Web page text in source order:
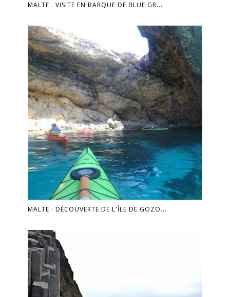
MALTE : VISITE EN BARQUE DE BLUE GR...
MALTE : DÉCOUVERTE DE L'ÎLE DE GOZO...